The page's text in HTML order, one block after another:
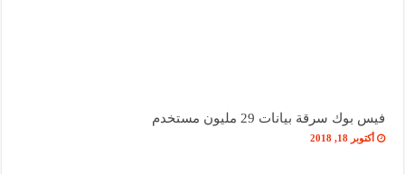
فيس بوك سرقة بيانات 29 مليون مستخدم
أكتوبر 18, 2018